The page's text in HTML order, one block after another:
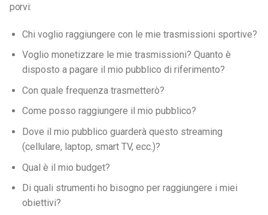
porvi:
Chi voglio raggiungere con le mie trasmissioni sportive?
Voglio monetizzare le mie trasmissioni? Quanto è
disposto a pagare il mio pubblico di riferimento?
Con quale frequenza trasmetterò?
Come posso raggiungere il mio pubblico?
Dove il mio pubblico guarderà questo streaming
(cellulare, laptop, smart TV, ecc.)?
Qual è il mio budget?
Di quali strumenti ho bisogno per raggiungere i miei
obiettivi?